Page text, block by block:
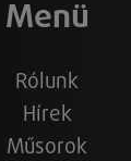
Menü
Rólunk
Hírek
Műsorok